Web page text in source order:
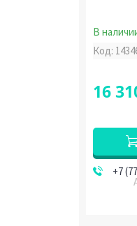
В
Код:
16
+7